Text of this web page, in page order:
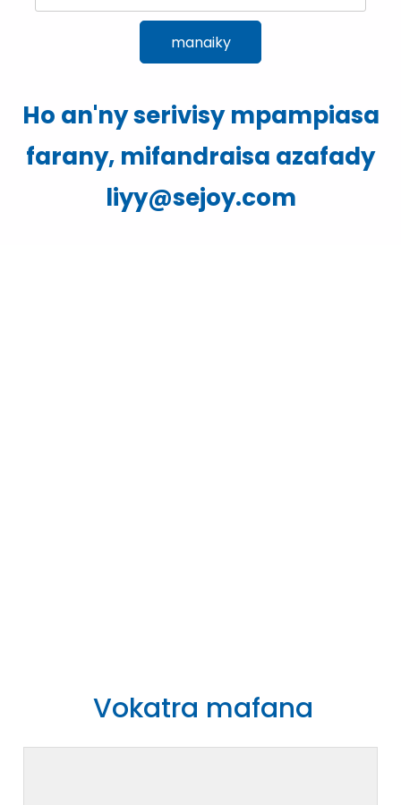
manaiky
Ho an'ny serivisy mpampiasa
farany, mifandraisa azafady
liyy@sejoy.com
Vokatra mafana